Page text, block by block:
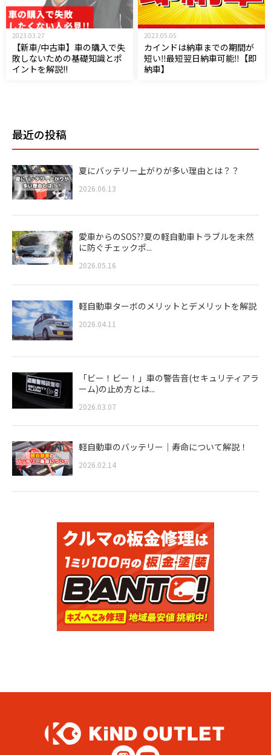
2023.03.27
【新車/中古車】車の購入で失
敗しないための基礎知識とポ
イントを解説!!
2023.05.05
カインドは納車までの期間が
短い‼︎最短翌日納車可能‼︎【即
納車】
最近の投稿
夏にバッテリー上がりが多い理由とは？？
2026.06.13
愛車からのSOS??夏の軽自動車トラブルを未然
に防ぐチェックポ...
2026.05.16
軽自動車ターボのメリットとデメリットを解説
2026.04.11
「ビー！ビー！」車の警告音(セキュリティアラ
ーム)の止め方とは...
2026.03.07
軽自動車のバッテリー｜寿命について解説！
2026.02.14